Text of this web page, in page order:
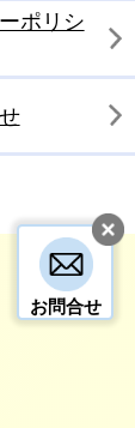
お問合せ
ポリシ